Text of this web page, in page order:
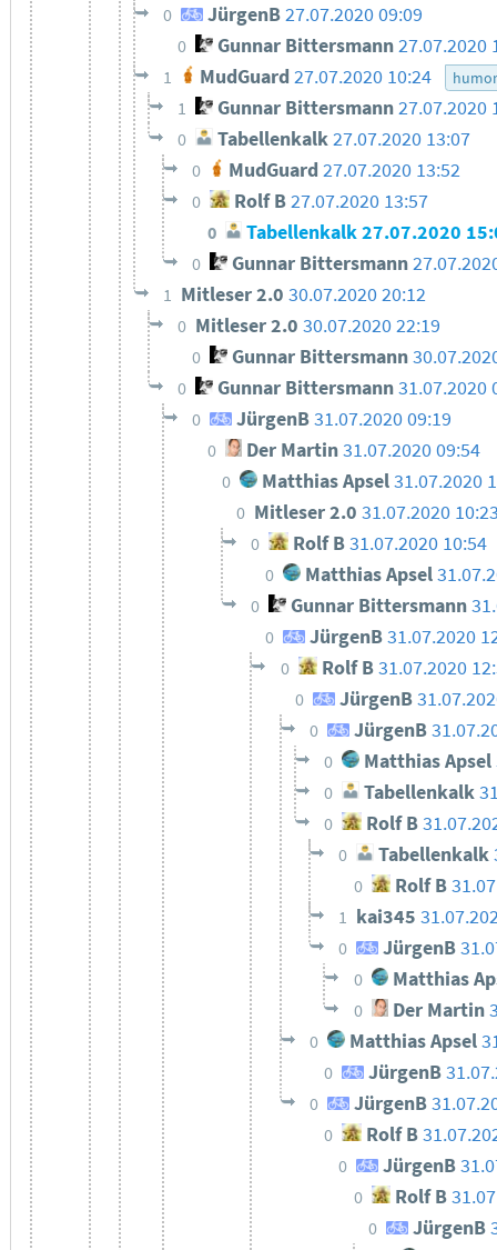
0 JürgenB27.07.2020 09:09
0 Gunnar Bittersmann27.07.2020
1 MudGuard 27.07.2020 10:24 humor
1 Gunnar Bittersmann27.07.2020
0 Tabellenkalk27.07.2020 13:07
0 MudGuard 27.07.2020 13:52
0 Rolf B27.07.2020 13:57
0 Tabellenkalk27.07.2020
0 Gunnar Bittersmann
1 Mitleser 2.0 30.07.2020 20:12
0 Mitleser 2.030.07.2020 22:19
0 Gunnar Bittersmann
0 Gunnar Bittersmann31.07.2020
0 JürgenB31.07.2020 09:19
0 Der Martin31.07.2020 09:54
0 Matthias Apsel 31.07.2020
0 Mitleser 2.0 31.07.2020
0 Rolf B31.07.2020 10:54
0 Matthias Apsel
0 Gunnar Bittersmann
0 JürgenB31.07.2020
0 Rolf B31.07.2020
0 JürgenB
0 JürgenB
0 Matthias Apsel
0 Tabellenkalk
0 Rolf B
0 Tabellenkalk
0 Rolf B
1 kai345
0 JürgenB
0 Matthias
0 Der Martin
0 Matthias Apsel
0 JürgenB
0 JürgenB
0 Rolf B
0 JürgenB
0 Rolf B
0 JürgenB